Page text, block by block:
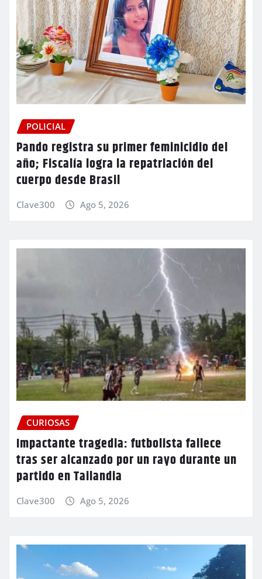
POLICIAL
Pando registra su primer feminicidio del
año; Fiscalía logra la repatriación del
cuerpo desde Brasil
Clave300 Ago 5, 2026
CURIOSAS
Impactante tragedia: futbolista fallece
tras ser alcanzado por un rayo durante un
partido en Tailandia
Clave300 Ago 5, 2026